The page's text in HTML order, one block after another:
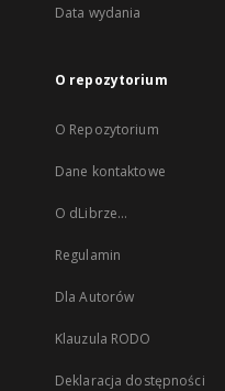
Data wydania
O repozytorium
O Repozytorium
Dane kontaktowe
O dLibrze...
Regulamin
Dla Autorów
Klauzula RODO
Deklaracja dostępności